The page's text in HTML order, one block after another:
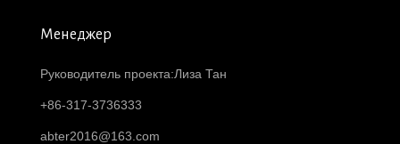
Менеджер
Руководитель проекта:Лиза Тан
+86-317-3736333
abter2016@163.com